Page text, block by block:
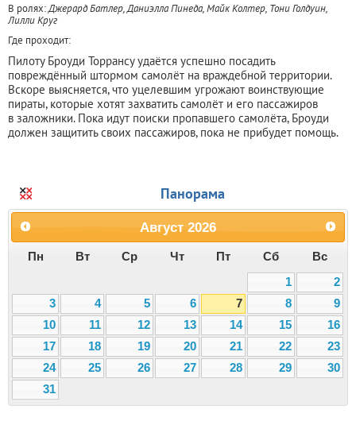
В ролях:Джерард Батлер, Даниэлла Пинеда, Майк Колтер, Тони Голдуин,
Лилли Круг
Где проходит:
Пилоту Броуди Торрансу удаётся успешно посадить
повреждённый штормом самолёт на враждебной территории.
Вскоре выясняется, что уцелевшим угрожают воинствующие
пираты, которые хотят захватить самолёт и его пассажиров
в заложники. Пока идут поиски пропавшего самолёта, Броуди
должен защитить своих пассажиров, пока не прибудет помощь.
Панорама
Август 2026
Пн Вт Ср Чт Пт Сб
Вс
1
2
3
4 5 6 7 8
9
10
11 12 13 14 15
16
17
18 19 20 21 22
23
24
25 26 27 28 29
30
31